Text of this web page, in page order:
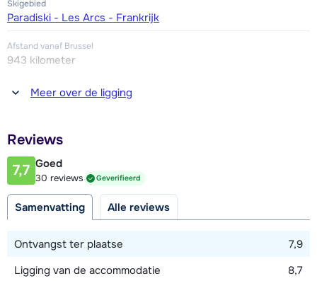
Skigebied
Paradiski - Les Arcs - Frankrijk
Afstand vanaf Brussel
943 kilometer
Afstand tot winkel(s)
100 meter
100 meter
Afstand tot piste
10 meter
Meer over de ligging
Reviews
7,7 Goed
30 reviews Geverifieerd
Samenvatting Alle reviews
Ontvangst ter plaatse
7,9
Ligging van de accommodatie
8,7